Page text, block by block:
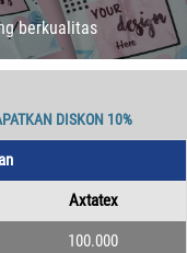
berkualitas
DISKON 10%
Axtatex
100.000